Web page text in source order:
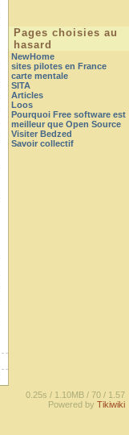
Pages choisies au
hasard
NewHome
sites pilotes en France
carte mentale
SITA
Articles
Loos
Pourquoi Free software est
meilleur que Open Source
Visiter Bedzed
Savoir collectif
0.25s / 1.10MB / 70 / 1.57
Powered by Tikiwiki